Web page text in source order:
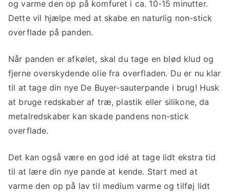
og varme den op på komfuret i ca. 10-15 minutter.
Dette vil hjælpe med at skabe en naturlig non-stick
overflade på panden.
Når panden er afkølet, skal du tage en blød klud og
fjerne overskydende olie fra overfladen. Du er nu klar
til at tage din nye De Buyer-sauterpande i brug! Husk
at bruge redskaber af træ, plastik eller silikone, da
metalredskaber kan skade pandens non-stick
overflade.
Det kan også være en god idé at tage lidt ekstra tid
til at lære din nye pande at kende. Start med at
varme den op på lav til medium varme og tilføj lidt